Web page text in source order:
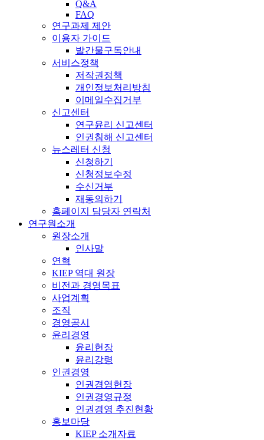
Q&A
FAQ
연구과제 제안
이용자 가이드
발간물구독안내
서비스정책
저작권정책
개인정보처리방침
이메일수집거부
신고센터
연구윤리 신고센터
인권침해 신고센터
뉴스레터 신청
신청하기
신청정보수정
수신거부
재동의하기
홈페이지 담당자 연락처
연구원소개
원장소개
인사말
연혁
KIEP 역대 원장
비전과 경영목표
사업계획
조직
경영공시
윤리경영
윤리헌장
윤리강령
인권경영
인권경영헌장
인권경영규정
인권경영 추진현황
홍보마당
KIEP 소개자료